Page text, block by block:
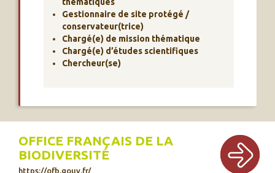
Gestionnaire de site protégé /
conservateur(trice)
Chargé(e) de mission thématique
Chargé(e) d’études scientifiques
Chercheur(se)
OFFICE FRANÇAIS DE LA
BIODIVERSITÉ
https://ofb.gouv.fr/